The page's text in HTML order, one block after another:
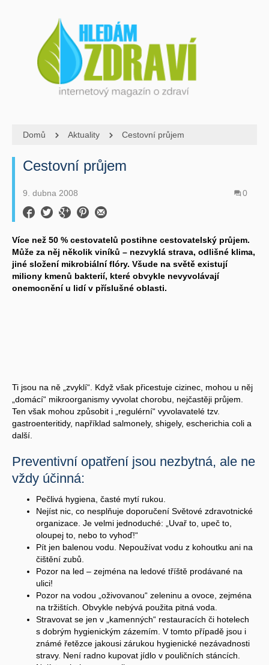
Domů Aktuality Cestovní průjem
Cestovní průjem
9. dubna 2008 0
Více než 50 % cestovatelů postihne cestovatelský průjem.
Může za něj několik viníků – nezvyklá strava, odlišné klima,
jiné složení mikrobiální flóry. Všude na světě existují
miliony kmenů bakterií, které obvykle nevyvolávají
onemocnění u lidí v příslušné oblasti.
Ti jsou na ně „zvyklí“. Když však přicestuje cizinec, mohou u něj
„domácí“ mikroorganismy vyvolat chorobu, nejčastěji průjem.
Ten však mohou způsobit i „regulérní“ vyvolavatelé tzv.
gastroenteritidy, například salmonely, shigely, escherichia coli a
další.
Preventivní opatření jsou nezbytná, ale ne
vždy účinná:
Pečlivá hygiena, časté mytí rukou.
Nejíst nic, co nesplňuje doporučení Světové zdravotnické
organizace. Je velmi jednoduché: „Uvař to, upeč to,
oloupej to, nebo to vyhoď!“
Pít jen balenou vodu. Nepoužívat vodu z kohoutku ani na
čištění zubů.
Pozor na led – zejména na ledové tříště prodávané na
ulici!
Pozor na vodou „oživovanou“ zeleninu a ovoce, zejména
na tržištích. Obvykle nebývá použita pitná voda.
Stravovat se jen v „kamenných“ restauracích či hotelech
s dobrým hygienickým zázemím. V tomto případě jsou i
známé řetězce jakousi zárukou hygienické nezávadnosti
stravy. Není radno kupovat jídlo v pouličních stáncích.